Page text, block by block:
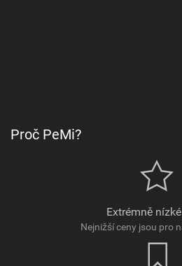
Proč PeMi?
Extrémně
Nejnižší ceny jsou pro